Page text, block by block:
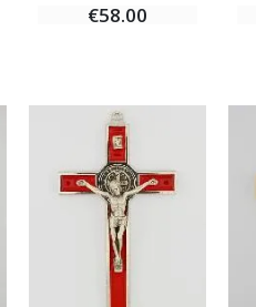
€58.00
€23.00
€59.90